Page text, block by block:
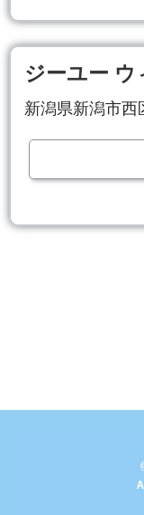
ジーユー ウ
新潟県新潟市西